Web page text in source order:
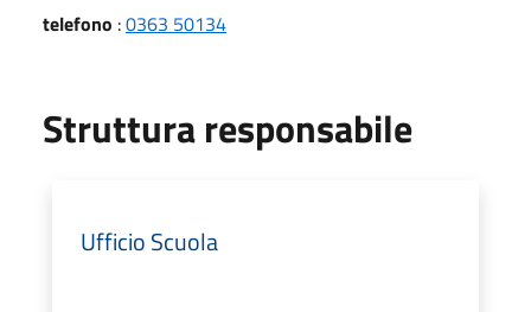
telefono :0363 50134
Struttura responsabile
Ufficio Scuola